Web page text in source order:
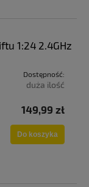
1:24 2.4GHz
Dostępność:
duża ilość
149,99 zł
Do koszyka